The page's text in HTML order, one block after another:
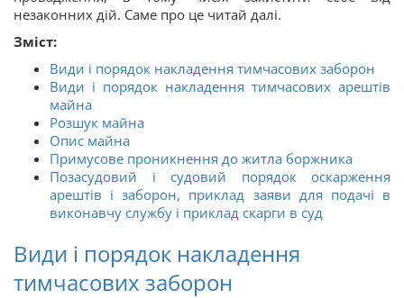
незаконних дій. Саме про це читай далі.
Зміст:
Види і порядок накладення тимчасових заборон
Види і порядок накладення тимчасових арештів
майна
Розшук майна
Опис майна
Примусове проникнення до житла боржника
Позасудовий і судовий порядок оскарження
арештів і заборон, приклад заяви для подачі в
виконавчу службу і приклад скарги в суд
Види і порядок накладення
тимчасових заборон